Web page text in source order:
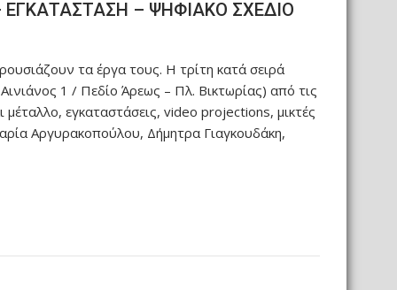
– ΨΗΦΙΑΚΟ ΣΧΕΔΙΟ
τα έργα τους. Η τρίτη κατά σειρά
1 / Πεδίο Άρεως – Πλ. Βικτωρίας) από τις
εγκαταστάσεις, video projections, μικτές
Αργυρακοπούλου, Δήμητρα Γιαγκουδάκη,